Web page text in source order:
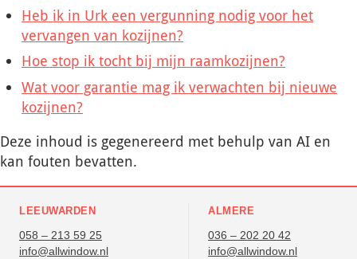
Heb ik in Urk een vergunning nodig voor het
vervangen van kozijnen?
Hoe stop ik tocht bij mijn raamkozijnen?
Wat voor garantie mag ik verwachten bij nieuwe
kozijnen?
Deze inhoud is gegenereerd met behulp van AI en
kan fouten bevatten.
LEEUWARDEN
058 – 213 59 25
info@allwindow.nl
ALMERE
036 – 202 20 42
info@allwindow.nl